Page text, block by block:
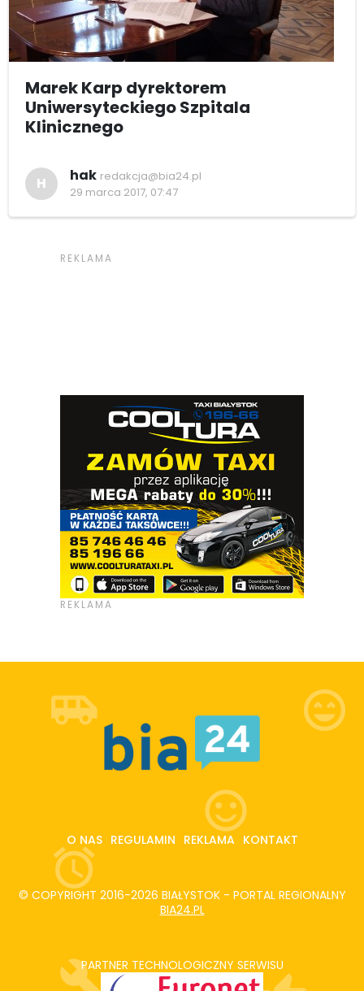
Marek Karp dyrektorem
Uniwersyteckiego Szpitala
Klinicznego
H hak redakcja@bia24.pl
29 marca 2017, 07:47
O NAS REGULAMIN REKLAMA KONTAKT
© COPYRIGHT 2016-2026 BIAŁYSTOK - PORTAL REGIONALNY
BIA24.PL
PARTNER TECHNOLOGICZNY SERWISU